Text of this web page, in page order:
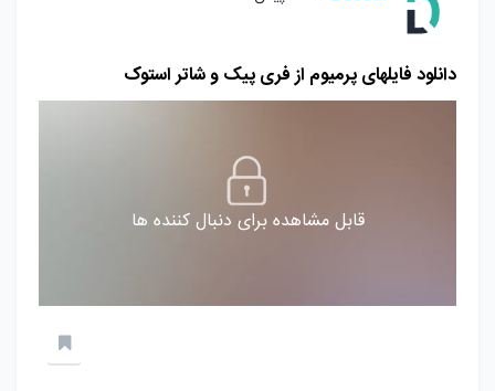
دانلود فایلهای پرمیوم از فری پیک و شاتر استوک
قابل مشاهده برای دنبال کننده ها